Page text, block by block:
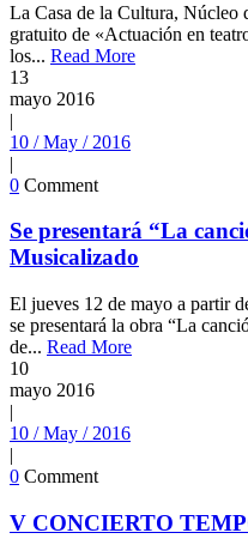
La Casa de la Cultura, Núcleo
gratuito de «Actuación en
los... Read More
13
mayo 2016
|
10 / May / 2016
|
0 Comment
Se presentará “La
Musicalizado
El jueves 12 de mayo a partir
se presentará la obra “La
de... Read More
10
mayo 2016
|
10 / May / 2016
|
0 Comment
V CONCIERTO